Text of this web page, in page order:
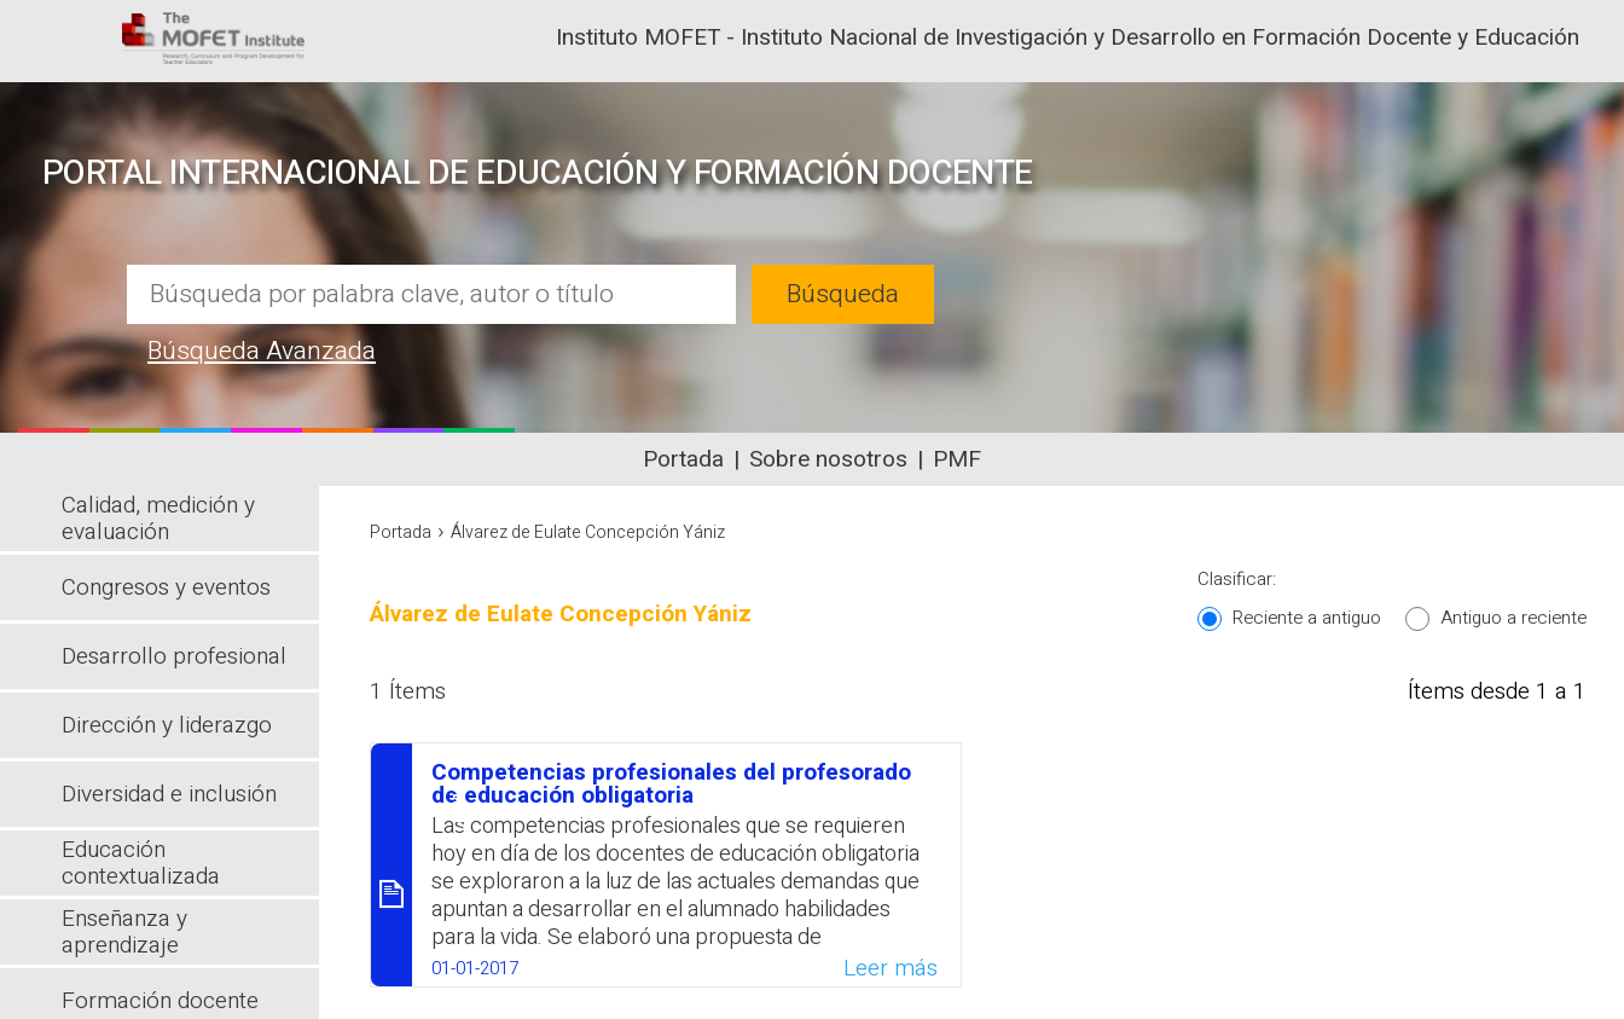
Instituto MOFET - Instituto Nacional de Investigación y Desarrollo en Formación Docente y Educación
PORTAL INTERNACIONAL DE EDUCACIÓN Y FORMACIÓN DOCENTE
REPOSITORIO EN LÍNEA DE CONTENIDOS ACADÉMICOS SOBRE EDUCACIÓN Y FORMACIÓN DEL
PROFESORADO
Búsqueda
Búsqueda Avanzada
Portada Sobre nosotros PMF
Portada › Álvarez de Eulate Concepción Yániz
Álvarez de Eulate Concepción Yániz
Clasificar:
Reciente a antiguo
Antiguo a reciente
1 Ítems Ítems desde 1 a 1
סיכום
Competencias profesionales del profesorado
de educación obligatoria
Las competencias profesionales que se requieren
hoy en día de los docentes de educación obligatoria
se exploraron a la luz de las actuales demandas que
apuntan a desarrollar en el alumnado habilidades
para la vida. Se elaboró una propuesta de
competencias que contribuyó a diseñar nuevas
metas educativas a tener presente en los ámbitos
01-01-2017 Leer más
Calidad, medición y
evaluación
Congresos y eventos
Desarrollo profesional
Dirección y liderazgo
Diversidad e inclusión
Educación
contextualizada
Enseñanza y
aprendizaje
Formación docente